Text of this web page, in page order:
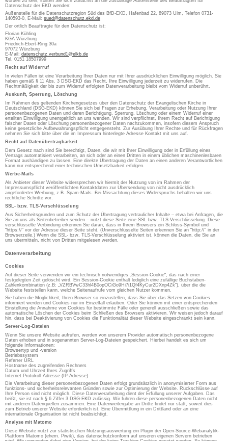
Datenschutz der EKD wenden:
Außenstelle für die Datenschutzregion Süd des BfD-EKD, Hafenbad 22, 89073 Ulm, Telefon 0731-
140593-0, E-Mail: sued@datenschutz.ekd.de
Der örtlich Beauftragte für den Datenschutz ist:
Florian Kühling
KGA Würzburg
Friedrich-Ebert-Ring 30a
97072 Würzburg
E-Mail: datenschutz.verbund1@elkb.de
Tel. 0151 18507999
Recht auf Widerruf
In vielen Fällen ist eine Verarbeitung Ihrer Daten nur mit Ihrer ausdrücklichen Einwilligung möglich. Sie
haben gemäß § 11 Abs. 3 DSG-EKD das Recht, Ihre Einwilligung jederzeit zu widerrufen. Die
Rechtmäßigkeit der bis zum Widerruf erfolgten Datenverarbeitung bleibt vom Widerruf unberührt.
Auskunft, Sperrung, Löschung
Im Rahmen des geltenden Kirchengesetzes über den Datenschutz der Evangelischen Kirche in
Deutschland (DSG-EKD) können Sie sich bei Fragen zur Erhebung, Verarbeitung oder Nutzung Ihrer
personenbezogenen Daten und deren Berichtigung, Sperrung, Löschung oder einem Widerruf einer
erteilten Einwilligung unentgeltlich an uns wenden. Wir sind verpflichtet, Ihrem Recht auf Berichtigung
falscher Daten oder Löschung personenbezogener Daten nachzukommen, insofern diesem Anspruch
keine gesetzliche Aufbewahrungspflicht entgegensteht. Zur Ausübung Ihrer Rechte und für Rückfragen
nehmen Sie sich bitte über die im Impressum hinterlegte Adresse Kontakt mit uns auf.
Recht auf Datenübertragbarkeit
Dem Gesetz nach sind Sie berechtigt, Daten, die wir mit Ihrer Einwilligung oder in Erfüllung eines
Vertrags automatisiert verarbeiten, an sich oder an einen Dritten in einem üblichen maschinenlesbaren
Format aushändigen zu lassen. Eine direkte Übertragung der Daten an einen anderen Verantwortlichen
kann nur entsprechend einer technischen Umsetzbarkeit erfolgen.
Werbe-Mails
Als Anbieter dieser Website widersprechen wir hiermit der Nutzung von im Rahmen der
Impressumspflicht veröffentlichten Kontaktdaten zur Übersendung von nicht ausdrücklich
angeforderter Werbung, z.B. Spam-Mails. Bei Missachtung dieses Widerspruchs behalten wir uns
rechtliche Schritte vor.
SSL- bzw. TLS-Verschlüsselung
Aus Sicherheitsgründen und zum Schutz der Übertragung vertraulicher Inhalte – etwa bei Anfragen, die
Sie an uns als Seitenbetreiber senden – nutzt diese Seite eine SSL-bzw. TLS-Verschlüsselung. Diese
verschlüsselte Verbindung erkennen Sie daran, dass in Ihrem Browsers ein Schloss-Symbol und
“https://” vor der Adresse dieser Seite steht. (Unverschlüsselte Seiten erkennen Sie an “http://” in der
Browserzeile.) Wenn die SSL- bzw. TLS-Verschlüsselung aktiviert ist, können die Daten, die Sie an
uns übermitteln, nicht von Dritten mitgelesen werden.
Datenverarbeitung
Cookies
Auf dieser Seite verwenden wir ein technisch notwendiges „Session-Cookie“, das nach einer
festgelegten Zeit gelöscht wird. Ein Session-Cookie enthält lediglich eine zufällige Buchstaben-
Zahlenkombination (z.B: „VZRBVwC33hl4B0opOCiGo9Hi7i1Qf4KyCur2DXnp4Zk“), über die die
Website feststellen kann, welche Seitenaufrufe vom gleichen Nutzer kommen.
Sie haben die Möglichkeit, Ihren Browser so einzustellen, dass Sie über das Setzen von Cookies
informiert werden und Cookies nur im Einzelfall erlauben. Oder Sie können mit einer entsprechenden
Einstellung die Annahme von Cookies für bestimmte Fälle oder generell ausschließen sowie das
automatische Löschen der Cookies beim Schließen des Browsers aktivieren. Wir weisen jedoch darauf
hin, dass bei Deaktivierung von Cookies die Funktionalität dieser Website eingeschränkt sein kann.
Server-Log-Dateien
Wenn Sie unsere Website aufrufen, werden von unserem Provider automatisch personenbezogene
Daten erhoben und in sogenannten Server-Log-Dateien gespeichert. Hierbei handelt es sich um
folgende Informationen:
Browsertyp und -version
Betriebssystem
Referrer URL
Hostname des zugreifenden Rechners
Datum und Uhrzeit Ihres Zugriffs
Internet-Protokoll-Adresse (IP-Adresse)
Die Verarbeitung dieser personenbezogenen Daten erfolgt grundsätzlich in anonymisierter Form aus
funktions- und sicherheitsrelevanten Gründen sowie zur Optimierung der Website. Rückschlüsse auf
Ihre Person sind nicht möglich. Diese Datenverarbeitung dient der Erfüllung unserer Aufgaben. Das
heißt, sie ist nach § 6 Ziffer 3 DSG-EKD zulässig. Wir führen diese personenbezogenen Daten nicht
mit anderen Datenquellen zusammen. Eine Datenweitergabe an Dritte findet nur statt, soweit dies
zum Betrieb unserer Website erforderlich ist. Eine Übermittlung in ein Drittland oder an eine
internationale Organisation ist nicht beabsichtigt.
Analyse mit Matomo
Diese Website nutzt zur statistischen Nutzungsauswertung ein Plugin der Open-Source-Webanalytik-
Plattform Matomo (ehem. Piwik), das datenschutzkonform auf unseren eigenen Servern betrieben